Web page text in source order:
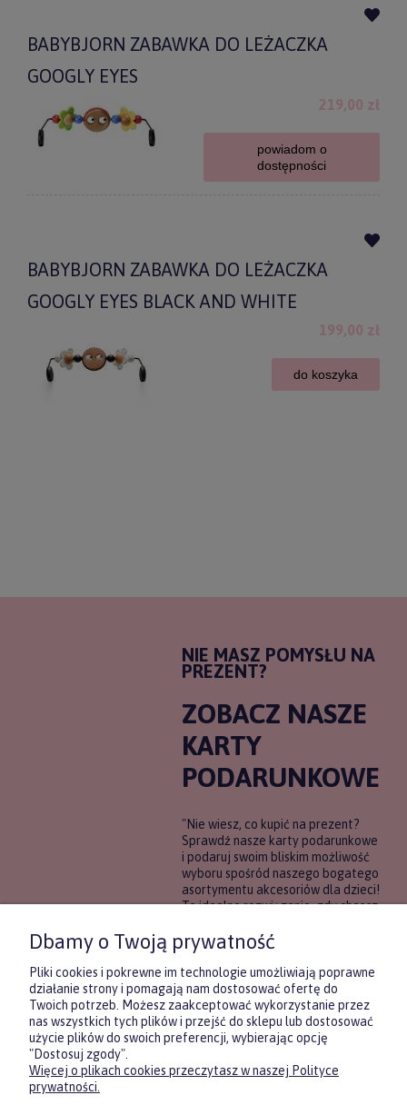
BABYBJORN ZABAWKA DO LEŻACZKA
GOOGLY EYES
219,00 zł
powiadom o
dostępności
BABYBJORN ZABAWKA DO LEŻACZKA
GOOGLY EYES BLACK AND WHITE
199,00 zł
do koszyka
NIE MASZ POMYSŁU NA
PREZENT?
ZOBACZ NASZE
KARTY
PODARUNKOWE
"Nie wiesz, co kupić na prezent?
Sprawdź nasze karty podarunkowe
i podaruj swoim bliskim możliwość
wyboru spośród naszego bogatego
asortymentu akcesoriów dla dzieci!
To idealne rozwiązanie, gdy chcesz
pewności, co będzie najbardziej
trafione.
DOWIEDZ SIĘ WIĘCEJ
Zasubskrybuj nasz newsletter
Dbamy o Twoją prywatność
Pliki cookies i pokrewne im technologie umożliwiają poprawne
działanie strony i pomagają nam dostosować ofertę do
Twoich potrzeb. Możesz zaakceptować wykorzystanie przez
nas wszystkich tych plików i przejść do sklepu lub dostosować
użycie plików do swoich preferencji, wybierając opcję
"Dostosuj zgody".
Więcej o plikach cookies przeczytasz w naszej Polityce
prywatności.